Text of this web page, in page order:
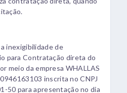
a inexigibilidade de
para Contratação direta do
meio da empresa WHALLAS
inscrita no CNPJ
50 para apresentação no dia